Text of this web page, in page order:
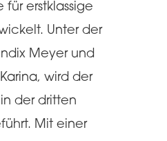
erstklassige
Unter der
Meyer und
wird der
der dritten
Mit einer